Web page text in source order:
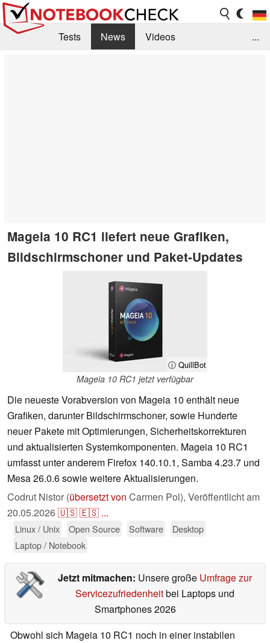
Tests News
Videos
...
Mageia 10 RC1 liefert neue Grafiken,
Bildschirmschoner und Paket-Updates
ⓘ QuillBot
Mageia 10 RC1 jetzt verfügbar
Die neueste Vorabversion von Mageia 10 enthält neue
Grafiken, darunter Bildschirmschoner, sowie Hunderte
neuer Pakete mit Optimierungen, Sicherheitskorrekturen
und aktualisierten Systemkomponenten. Mageia 10 RC1
umfasst unter anderem Firefox 140.10.1, Samba 4.23.7 und
Mesa 26.0.6 sowie weitere Aktualisierungen.
Codrut Nistor (übersetzt von Carmen Pol), Veröffentlicht am
20.05.2026🇺🇸🇪🇸 ...
Linux / Unix Open Source Software
Desktop
Laptop / Notebook
Jetzt mitmachen: Unsere große Umfrage zur
Servicezufriedenheitbei Laptops und
Smartphones 2026
Obwohl sich Mageia 10 RC1 noch in einer instabilen